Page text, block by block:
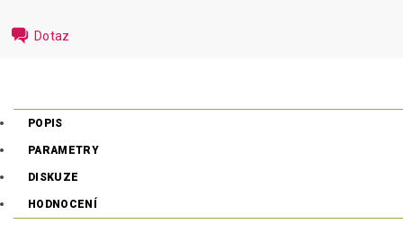
Dotaz
POPIS
PARAMETRY
DISKUZE
HODNOCENÍ